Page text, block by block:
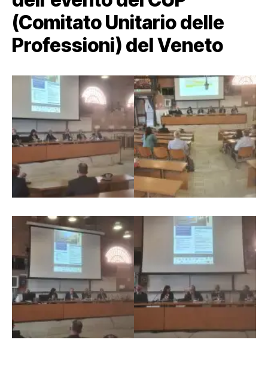
(Comitato Unitario delle
Professioni) del Veneto